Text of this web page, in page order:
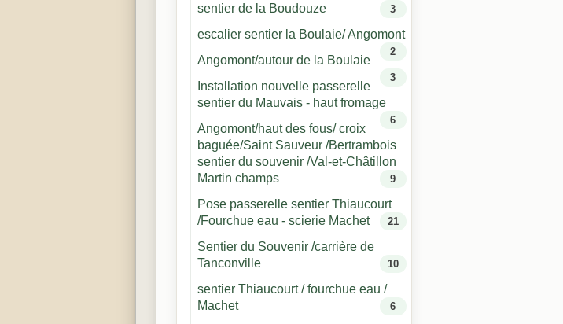
sentier de la Boudouze 3
escalier sentier la Boulaie/ Angomont
2
Angomont/autour de la Boulaie
3
Installation nouvelle passerelle
sentier du Mauvais - haut fromage
6
Angomont/haut des fous/ croix
baguée/Saint Sauveur /Bertrambois
sentier du souvenir /Val-et-Châtillon
Martin champs
9
Pose passerelle sentier Thiaucourt
/Fourchue eau - scierie Machet
21
Sentier du Souvenir /carrière de
Tanconville
10
sentier Thiaucourt / fourchue eau /
Machet
6